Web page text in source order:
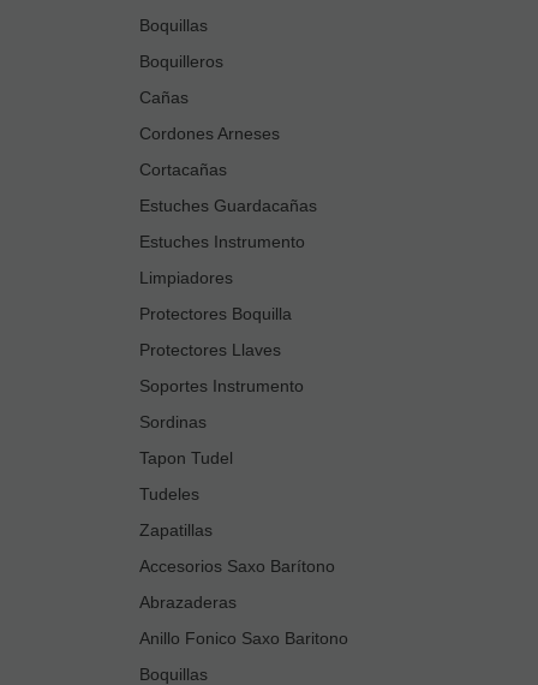
Boquillas
Boquilleros
Cañas
Cordones Arneses
Cortacañas
Estuches Guardacañas
Estuches Instrumento
Limpiadores
Protectores Boquilla
Protectores Llaves
Soportes Instrumento
Sordinas
Tapon Tudel
Tudeles
Zapatillas
Accesorios Saxo Barítono
Abrazaderas
Anillo Fonico Saxo Baritono
Boquillas